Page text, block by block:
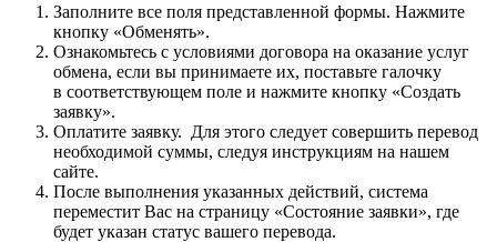
Заполните все поля представленной формы. Нажмите
кнопку «Обменять».
Ознакомьтесь с условиями договора на оказание услуг
обмена, если вы принимаете их, поставьте галочку
в соответствующем поле и нажмите кнопку «Создать
заявку».
Оплатите заявку. Для этого следует совершить перевод
необходимой суммы, следуя инструкциям на нашем
сайте.
После выполнения указанных действий, система
переместит Вас на страницу «Состояние заявки», где
будет указан статус вашего перевода.